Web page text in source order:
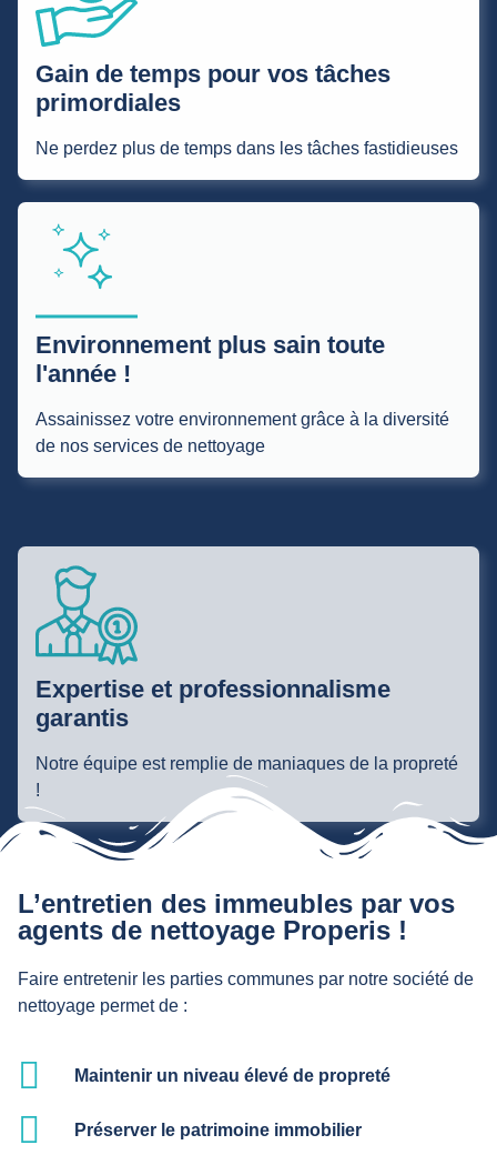
Gain de temps pour vos tâches
primordiales
Ne perdez plus de temps dans les tâches fastidieuses
Environnement plus sain toute
l'année !
Assainissez votre environnement grâce à la diversité
de nos services de nettoyage
Expertise et professionnalisme
garantis
Notre équipe est remplie de maniaques de la propreté
!
L’entretien des immeubles par vos
agents de nettoyage Properis !
Faire entretenir les parties communes par notre société de
nettoyage permet de :
Maintenir un niveau élevé de propreté
Préserver le patrimoine immobilier